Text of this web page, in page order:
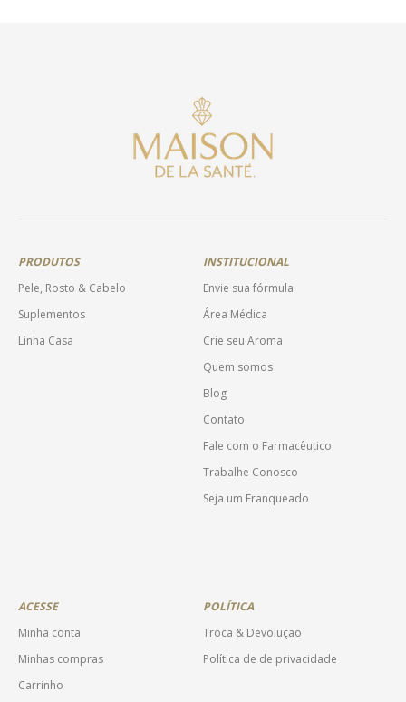
PRODUTOS
Pele, Rosto & Cabelo
Suplementos
Linha Casa
INSTITUCIONAL
Envie sua fórmula
Área Médica
Crie seu Aroma
Quem somos
Blog
Contato
Fale com o Farmacêutico
Trabalhe Conosco
Seja um Franqueado
ACESSE
Minha conta
Minhas compras
Carrinho
POLÍTICA
Troca & Devolução
Política de de privacidade